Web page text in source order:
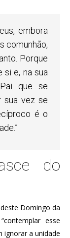
embora
comunhão,
Porque
si e, na sua
que se
sua vez se
é o
do
Domingo da
esse
ignorar a unidade